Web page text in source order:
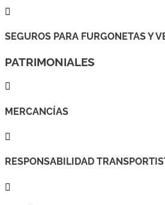

SEGUROS PARA FURGONETAS Y
PATRIMONIALES

MERCANCÍAS

RESPONSABILIDAD
